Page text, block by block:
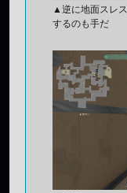
▲逆に地面スレ
するのも手だ